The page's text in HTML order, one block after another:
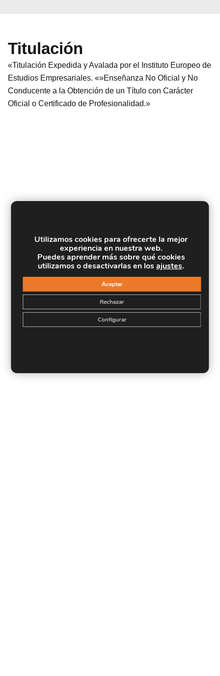
Titulación
«Titulación Expedida y Avalada por el Instituto Europeo de
Estudios Empresariales. «»Enseñanza No Oficial y No
Conducente a la Obtención de un Título con Carácter
Oficial o Certificado de Profesionalidad.»
Utilizamos cookies para ofrecerte la mejor
experiencia en nuestra web.
Puedes aprender más sobre qué cookies
utilizamos o desactivarlas en losajustes.
Aceptar
Rechazar
Configurar